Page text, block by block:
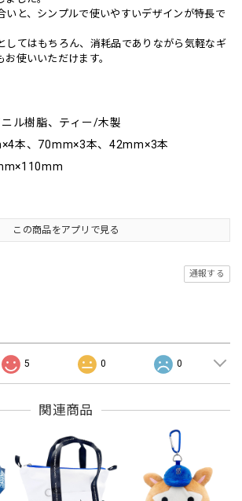
いと、シンプルで使いやすいデザインが特長で
してはもちろん、消耗品でありながら気軽なギ
使いいただけます。
ル樹脂、ティー/木製
本、70mm×3本、42mm×3本
この商品をアプリで見る
通報する
5 0 0
関連商品